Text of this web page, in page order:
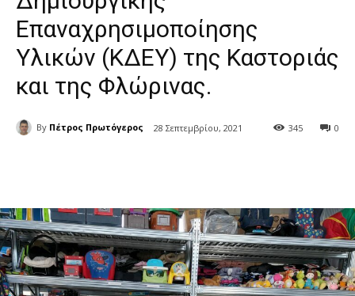
Επαναχρησιμοποίησης
Υλικών (ΚΔΕΥ) της Καστοριάς
και της Φλώρινας.
By Πέτρος Πρωτόγερος 28 Σεπτεμβρίου, 2021 0
345